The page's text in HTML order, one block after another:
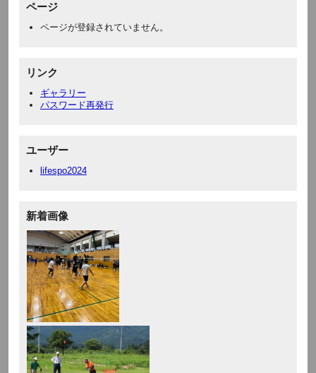
ページ
ページが登録されていません。
リンク
ギャラリー
パスワード再発行
ユーザー
lifespo2024
新着画像